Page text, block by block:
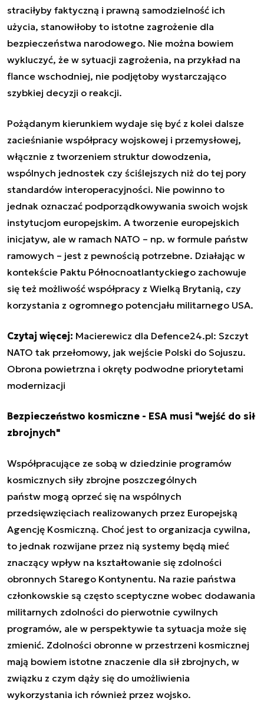
straciłyby faktyczną i prawną samodzielność ich
użycia, stanowiłoby to istotne zagrożenie dla
bezpieczeństwa narodowego. Nie można bowiem
wykluczyć, że w sytuacji zagrożenia, na przykład na
flance wschodniej, nie podjętoby wystarczająco
szybkiej decyzji o reakcji.
Pożądanym kierunkiem wydaje się być z kolei dalsze
zacieśnianie współpracy wojskowej i przemysłowej,
włącznie z tworzeniem struktur dowodzenia,
wspólnych jednostek czy ściślejszych niż do tej pory
standardów interoperacyjności. Nie powinno to
jednak oznaczać podporządkowywania swoich wojsk
instytucjom europejskim. A tworzenie europejskich
inicjatyw, ale w ramach NATO – np. w formule państw
ramowych – jest z pewnością potrzebne. Działając w
kontekście Paktu Północnoatlantyckiego zachowuje
się też możliwość współpracy z Wielką Brytanią, czy
korzystania z ogromnego potencjału militarnego USA.
Czytaj więcej: Macierewicz dla Defence24.pl: Szczyt
NATO tak przełomowy, jak wejście Polski do Sojuszu.
Obrona powietrzna i okręty podwodne priorytetami
modernizacji
Bezpieczeństwo kosmiczne - ESA musi "wejść do sił
zbrojnych"
Współpracujące ze sobą w dziedzinie programów
kosmicznych siły zbrojne poszczególnych
państw mogą oprzeć się na wspólnych
przedsięwzięciach realizowanych przez Europejską
Agencję Kosmiczną. Choć jest to organizacja cywilna,
to jednak rozwijane przez nią systemy będą mieć
znaczący wpływ na kształtowanie się zdolności
obronnych Starego Kontynentu. Na razie państwa
członkowskie są często sceptyczne wobec dodawania
militarnych zdolności do pierwotnie cywilnych
programów, ale w perspektywie ta sytuacja może się
zmienić. Zdolności obronne w przestrzeni kosmicznej
mają bowiem istotne znaczenie dla sił zbrojnych, w
związku z czym dąży się do umożliwienia
wykorzystania ich również przez wojsko.